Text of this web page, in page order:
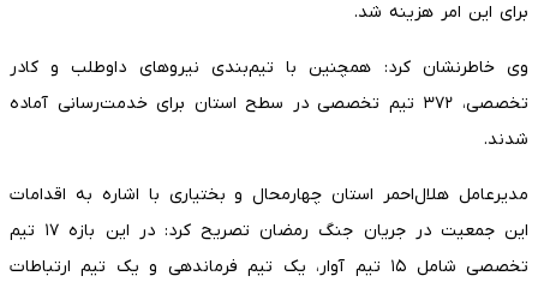
برای این امر هزینه شد.
وی خاطرنشان کرد: همچنین با تیم‌بندی نیروهای داوطلب و کادر
تخصصی، ۳۷۲ تیم تخصصی در سطح استان برای خدمت‌رسانی آماده
شدند.
مدیرعامل هلال‌احمر استان چهارمحال و بختیاری با اشاره به اقدامات
این جمعیت در جریان جنگ رمضان تصریح کرد: در این بازه ۱۷ تیم
تخصصی شامل ۱۵ تیم آوار، یک تیم فرماندهی و یک تیم ارتباطات